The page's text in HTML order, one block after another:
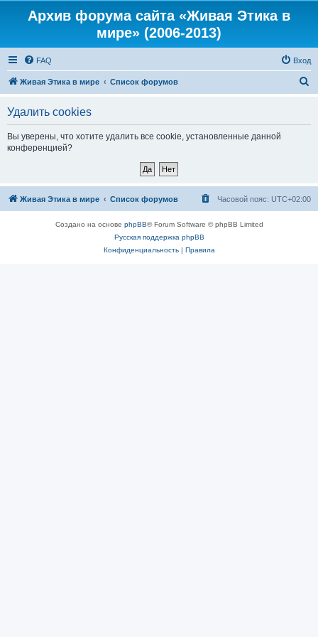
Архив форума сайта «Живая Этика в
мире» (2006-2013)
FAQ Вход
Живая Этика в мире Список форумов
Удалить cookies
Вы уверены, что хотите удалить все cookie, установленные данной
конференцией?
Живая Этика в мире Список форумов Часовой пояс: UTC+02:00
Создано на основе phpBB® Forum Software © phpBB Limited
Русская поддержка phpBB
Конфиденциальность| Правила